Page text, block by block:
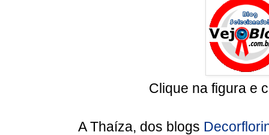
Clique na figura e
A Thaíza, dos blogs